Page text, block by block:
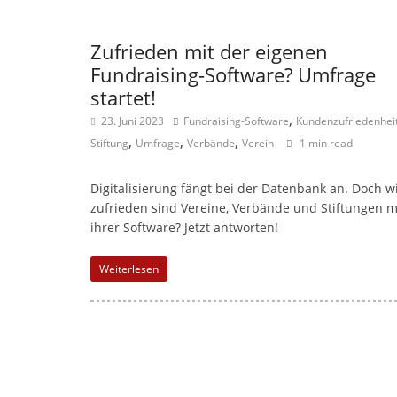
|
e
r
i
S
Zufrieden mit der eigenen
Fundraising-Software? Umfrage
startet!
23. Juni 2023 Fundraising-Software,
Stiftung, Umfrage, Verbände, Verein 1 min read
Digitalisierung fängt bei der Datenbank an. Doch
zufrieden sind Vereine, Verbände und Stiftungen
ihrer Software? Jetzt antworten!
Weiterlesen